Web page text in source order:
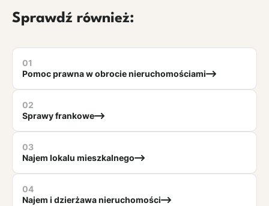
Sprawdź również:
01
Pomoc prawna w obrocie nieruchomościami
02
Sprawy frankowe
03
Najem lokalu mieszkalnego
04
Najem i dzierżawa nieruchomości